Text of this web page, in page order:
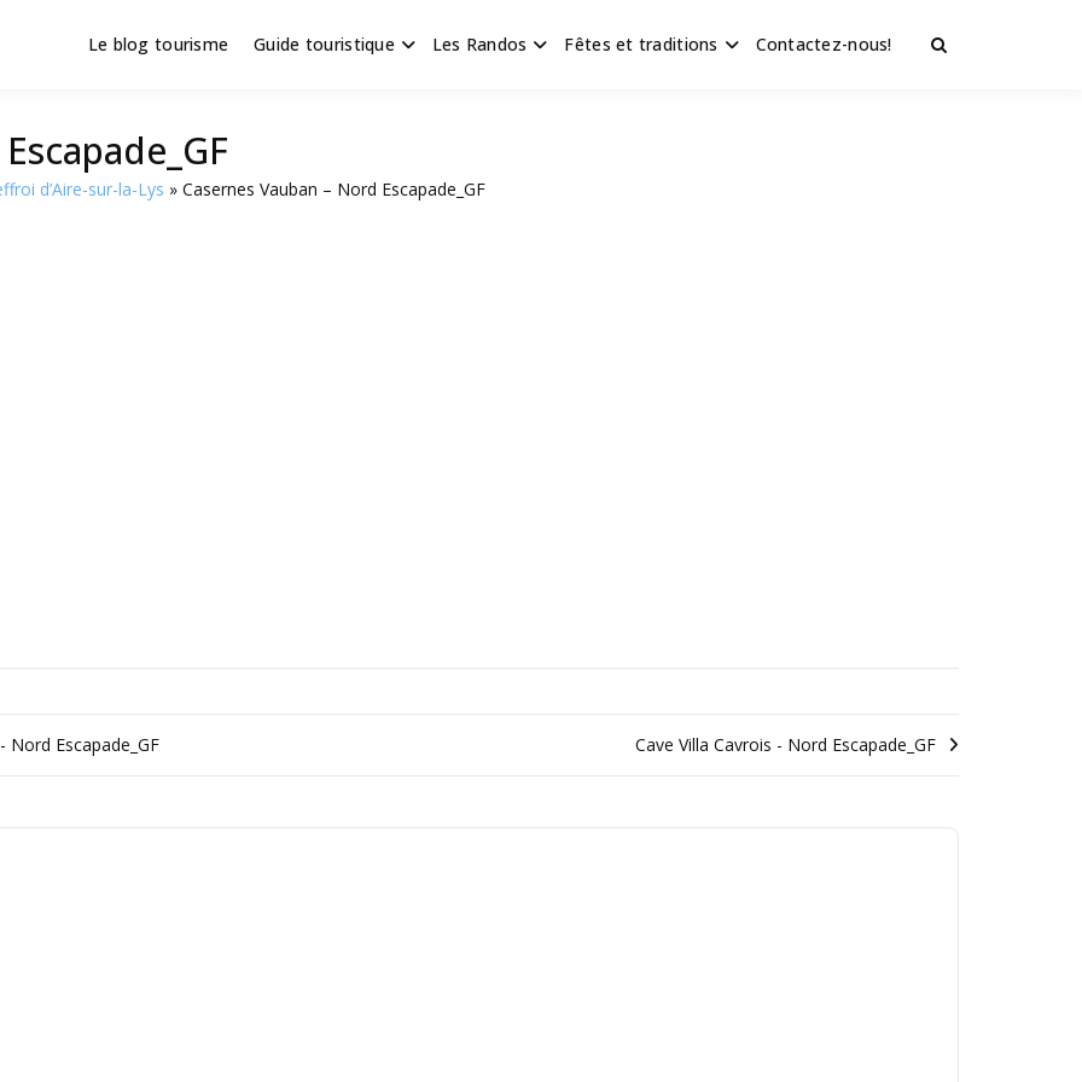
en Hauts de France
Le blog tourisme Guide touristique Les Randos Fêtes et traditions Contactez-nous!
d’Aire-sur-la-Lys Casernes Vauban – Nord Escapade_GF
Nord Escapade_GF Cave Villa Cavrois - Nord Escapade_GF